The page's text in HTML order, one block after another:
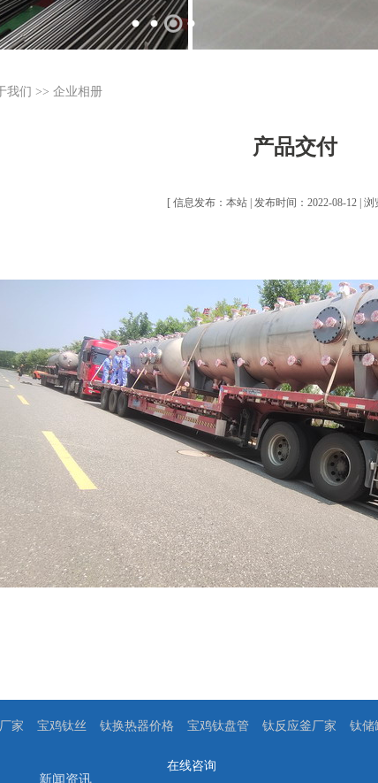
我们 >> 企业相册
产品交付
[ 信息发布：本站 | 发布时间：2022-08-12 | 浏
家 宝鸡钛丝 钛换热器价格 宝鸡钛盘管 钛反应釜厂家 钛储
新闻资讯
在线咨询